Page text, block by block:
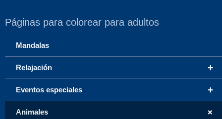
Páginas para colorear para adultos
Mandalas
+
Relajación
+
Eventos especiales
+
Animales